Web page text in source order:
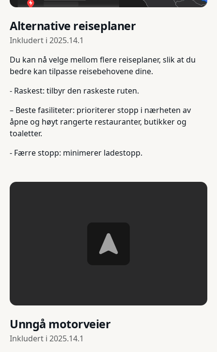
Alternative reiseplaner
Inkludert i 2025.14.1
Du kan nå velge mellom flere reiseplaner, slik at du
bedre kan tilpasse reisebehovene dine.
- Raskest: tilbyr den raskeste ruten.
– Beste fasiliteter: prioriterer stopp i nærheten av
åpne og høyt rangerte restauranter, butikker og
toaletter.
- Færre stopp: minimerer ladestopp.
Unngå motorveier
Inkludert i 2025.14.1